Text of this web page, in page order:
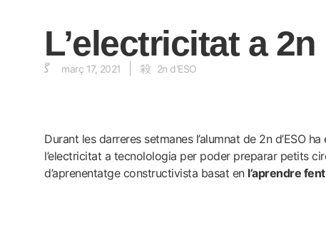
L’electricitat a 2n
març 17, 2021 2n d'ESO
Durant les darreres setmanes l’alumnat de 2n d’ESO
l’electricitat a tecnolologia per poder preparar petits
d’aprenentatge constructivista basat en l’aprendre